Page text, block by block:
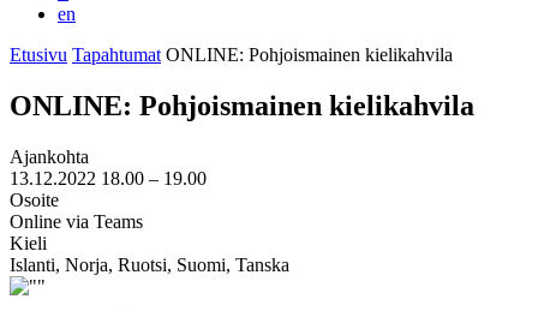
en
Etusivu Tapahtumat ONLINE: Pohjoismainen kielikahvila
ONLINE: Pohjoismainen kielikahvila
Ajankohta
13.12.2022 18.00 – 19.00
Osoite
Online via Teams
Kieli
Islanti, Norja, Ruotsi, Suomi, Tanska